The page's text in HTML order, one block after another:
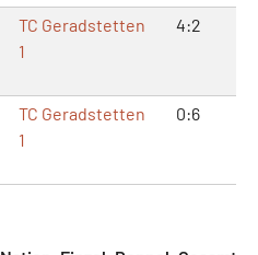
TC Geradstetten
1
4:2
TC Geradstetten
1
0:6